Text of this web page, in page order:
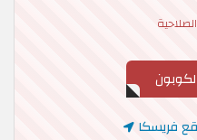
فريسكا